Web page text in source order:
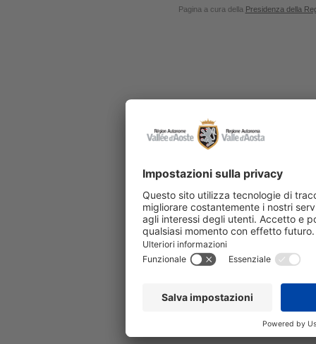
Pagina a cura della Presidenza della